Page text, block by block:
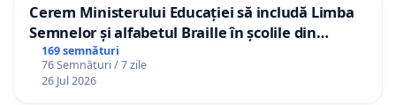
Cerem Ministerului Educației să includă Limba
Semnelor și alfabetul Braille în școlile din
Republica Moldova!
169 semnături
76 Semnături / 7 zile
26 Jul 2026